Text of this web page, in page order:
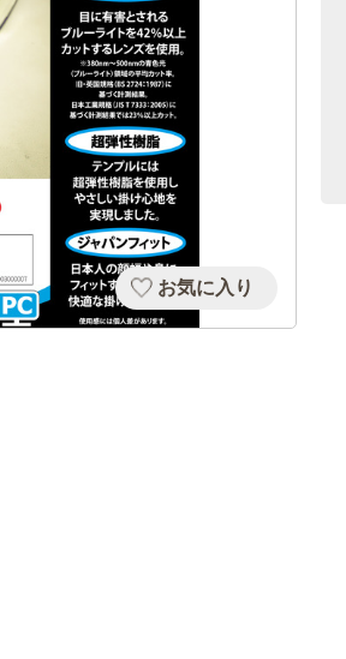
お気に入り